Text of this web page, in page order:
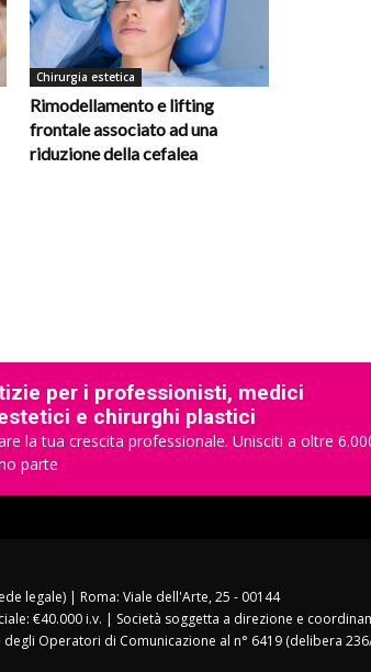
Chirurgia estetica
Rimodellamento e lifting
frontale associato ad una
riduzione della cefalea
per i professionisti, medici
e chirurghi plastici
la tua crescita professionale. Unisciti a oltre
parte
legale) | Roma: Viale dell'Arte, 25 - 00144
€40.000 i.v. | Società soggetta a direzione e
Operatori di Comunicazione al n° 6419 (delibera